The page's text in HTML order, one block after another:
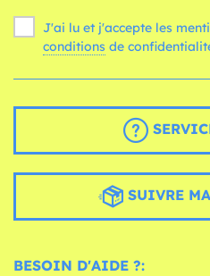
J'ai lu et j'accepte les
conditions de
SUIVRE
BESOIN D'AIDE ?: